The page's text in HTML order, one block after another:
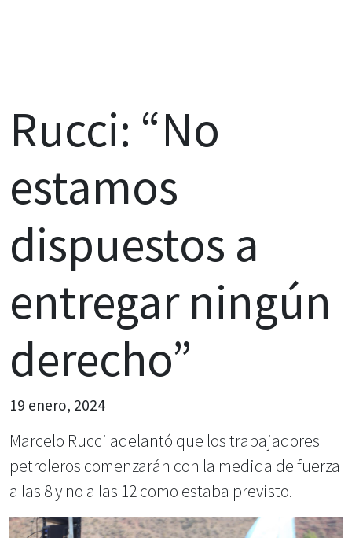
Rucci: “No
estamos
dispuestos a
entregar ningún
derecho”
19 enero, 2024
Marcelo Rucci adelantó que los trabajadores
petroleros comenzarán con la medida de fuerza
a las 8 y no a las 12 como estaba previsto.